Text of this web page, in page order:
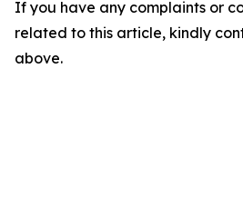
If you have any complaints or
related to this article, kindly
above.